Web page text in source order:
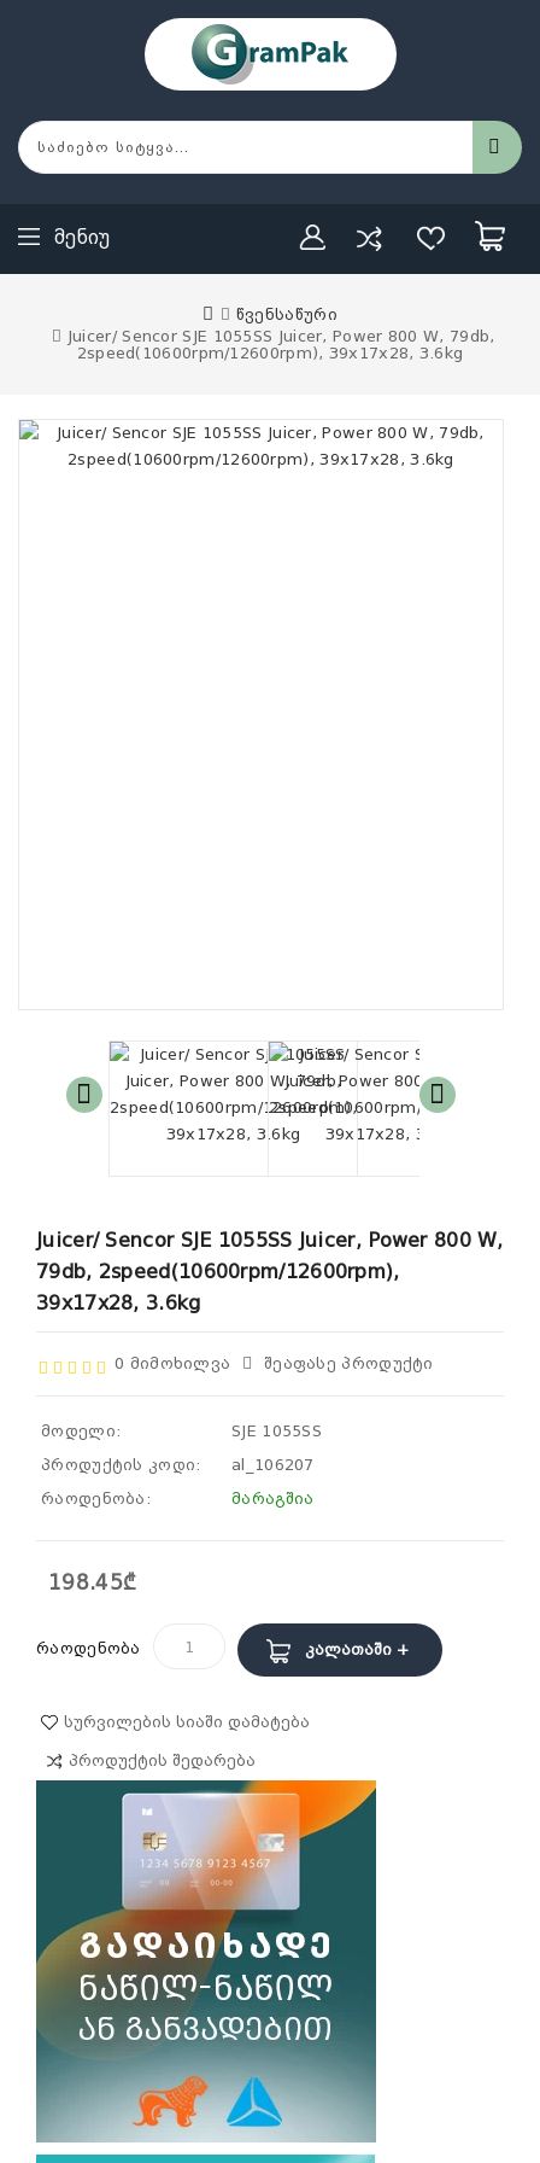
Მენიუ
წვენსაწური
Juicer/ Sencor SJE 1055SS Juicer, Power 800 W, 79db,
2speed(10600rpm/12600rpm), 39x17x28, 3.6kg
Juicer/ Sencor SJE 1055SS Juicer, Power 800 W,
79db, 2speed(10600rpm/12600rpm),
39x17x28, 3.6kg
0 Მიმოხილვა Შეაფასე Პროდუქტი
მოდელი:
SJE 1055SS
პროდუქტის კოდი:
al_106207
რაოდენობა:
მარაგშია
198.45₾
რაოდენობა Კალათაში +
Სურვილების Სიაში Დამატება
Პროდუქტის Შედარება